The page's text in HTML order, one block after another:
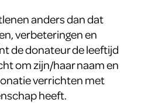
anders dan dat
verbeteringen en
de donateur de leeftijd
om zijn/haar naam en
verrichten met
heeft.